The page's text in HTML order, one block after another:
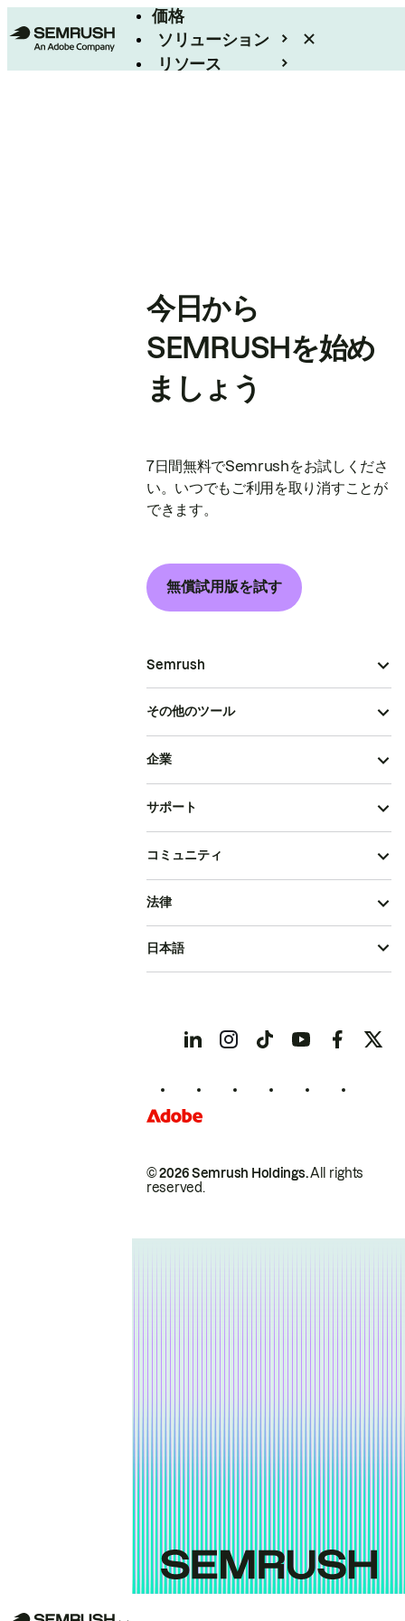
価格
ソリューション
リソース
今日から
SEMRUSHを始め
ましょう
7日間無料でSemrushをお試しくださ
い。いつでもご利用を取り消すことが
できます。
無償試用版を試す
Semrush
その他のツール
企業
サポート
コミュニティ
© 2026 Semrush Holdings.All rights
reserved.
法律
日本語